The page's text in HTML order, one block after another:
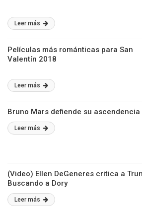
Leer más
Películas más románticas para San
Valentín 2018
Leer más
Bruno Mars defiende su
Leer más
(Video) Ellen DeGeneres critica a
Buscando a Dory
Leer más